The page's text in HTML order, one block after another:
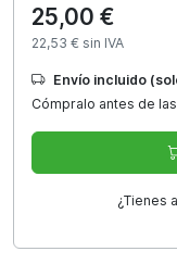
25,00 €
22,53 € sin IVA
Envío incluido
Cómpralo antes de
¿Tienes